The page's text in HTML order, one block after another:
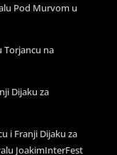
Pod Murvom u
Torjancu na
Dijaku za
i Franji Dijaku za
JoakimInterFest